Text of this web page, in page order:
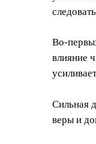
Во-
влияние
Сильная
веры и